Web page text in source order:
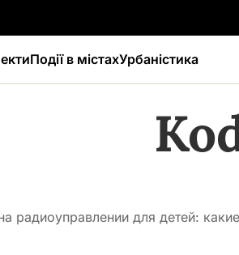
Події в містахУрбаністика
радиоуправлении для детей: